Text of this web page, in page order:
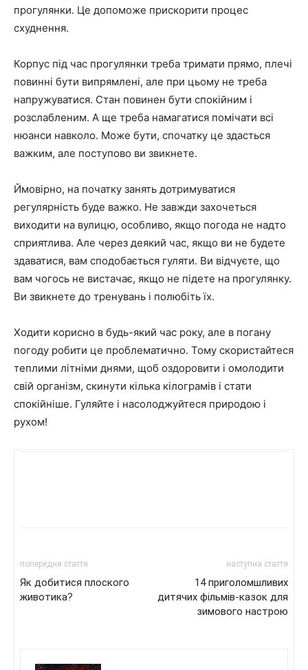
прогулянки. Це допоможе прискорити процес
схуднення.
Корпус під час прогулянки треба тримати прямо, плечі
повинні бути випрямлені, але при цьому не треба
напружуватися. Стан повинен бути спокійним і
розслабленим. А ще треба намагатися помічати всі
нюанси навколо. Може бути, спочатку це здасться
важким, але поступово ви звикнете.
Ймовірно, на початку занять дотримуватися
регулярність буде важко. Не завжди захочеться
виходити на вулицю, особливо, якщо погода не надто
сприятлива. Але через деякий час, якщо ви не будете
здаватися, вам сподобається гуляти. Ви відчуєте, що
вам чогось не вистачає, якщо не підете на прогулянку.
Ви звикнете до тренувань і полюбіть їх.
Ходити корисно в будь-який час року, але в погану
погоду робити це проблематично. Тому скористайтеся
теплими літніми днями, щоб оздоровити і омолодити
свій організм, скинути кілька кілограмів і стати
спокійніше. Гуляйте і насолоджуйтеся природою і
рухом!
попередня стаття
Як добитися плоского
животика?
наступна стаття
14 приголомшливих
дитячих фільмів-казок для
зимового настрою